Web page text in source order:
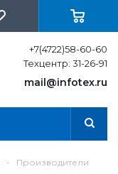
+7(4722)58-60-60
Техцентр: 31-26-91
mail@infotex.ru
- Производители